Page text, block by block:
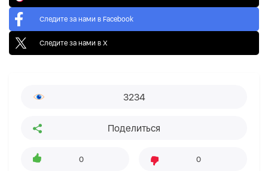
Следите за нами в Facebook
Следите за нами в X
3234
Поделиться
0 0